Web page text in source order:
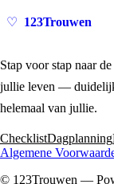
♡ 123Trouwen
Stap voor stap naar
jullie leven —
helemaal van jullie.
ChecklistDagplanning
Algemene
© 123Trouwen —